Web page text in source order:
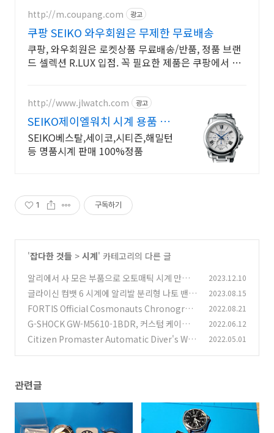
http://m.coupang.com 광고
쿠팡 SEIKO 와우회원은 무제한 무료배송
쿠팡, 와우회원은 로켓상품 무료배송/반품, 정품 브랜
드 셀렉션 R.LUX 입점. 꼭 필요한 제품은 쿠팡에서 더
http://www.jlwatch.com 광고
SEIKO제이엘워치 시계 용품 상
시 할인!
SEIKO베스탈,세이코,시티즌,해밀턴
등 명품시계 판매 100%정품
1 구독하기
'잡다한 것들 > 시계' 카테고리의 다른 글
알리에서 사 모은 부품으로 오토매틱 시계 만들기
(0)
2023.12.10
글라이신 컴뱃 6 시계에 알리발 분리형 나토 밴드
장착하기
(0)
2023.08.15
FORTIS Official Cosmonauts Chronograp
h 오버홀 영상 (0)
2022.08.21
G-SHOCK GW-M5610-1BDR, 커스텀 케이스
교체하기
(0)
2022.06.12
Citizen Promaster Automatic Diver's Wat
2022.05.01
관련글